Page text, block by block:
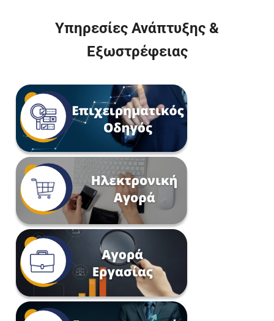
Υπηρεσίες Ανάπτυξης &
Εξωστρέφειας